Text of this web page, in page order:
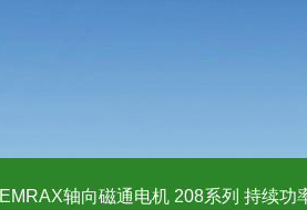
EMRAX轴向磁通电机 208系列 持续功